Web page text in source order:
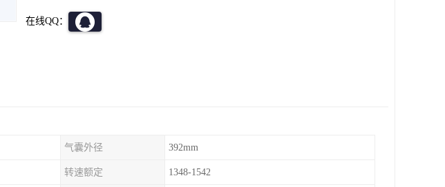
在线QQ：
气囊外径 392mm
转速额定 1348-1542